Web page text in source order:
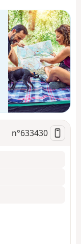
o
n
n°633430